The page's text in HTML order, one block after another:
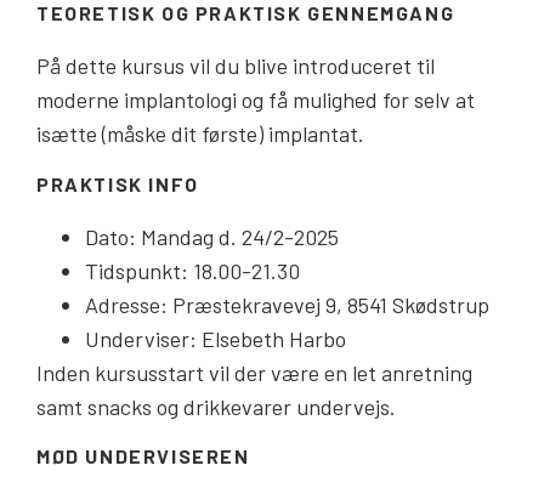
TEORETISK OG PRAKTISK GENNEMGANG
På dette kursus vil du blive introduceret til
moderne implantologi og få mulighed for selv at
isætte (måske dit første) implantat.
PRAKTISK INFO
Dato: Mandag d. 24/2-2025
Tidspunkt: 18.00-21.30
Adresse: Præstekravevej 9, 8541 Skødstrup
Underviser: Elsebeth Harbo
Inden kursusstart vil der være en let anretning
samt snacks og drikkevarer undervejs.
MØD UNDERVISEREN